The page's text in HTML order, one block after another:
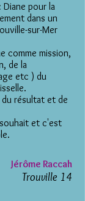
pour la
dans un
sur-Mer
comme mission,
de la
etc ) du
du résultat et de
et c'est
Jérôme Raccah
Trouville 14